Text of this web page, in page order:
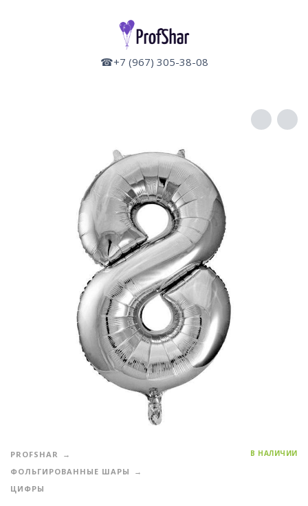
☎+7 (967) 305-38-08
PROFSHAR
ФОЛЬГИРОВАННЫЕ ШАРЫ
ЦИФРЫ
В НАЛИЧИИ